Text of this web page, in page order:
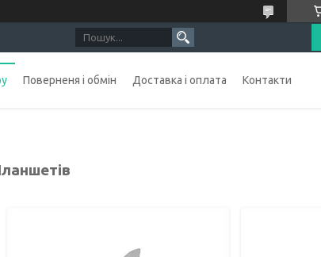
Поверненя і обмін Доставка і оплата Контакти